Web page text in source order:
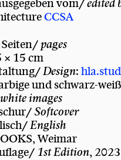
vom/edited
CCSA
pages
× 15 cm
Design:
und schwarz-
images
Softcover
English
Weimar
1st Edition, 2023